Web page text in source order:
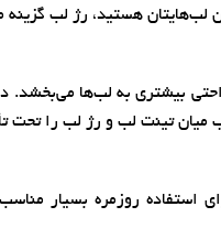
لب‌هایتان هستید، رژ لب
بیشتری به لب‌ها می‌بخشد.
تینت لب و رژ لب را تحت
استفاده روزمره بسیار